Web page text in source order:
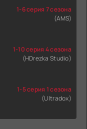
1-6 серия 7 сезона
(AMS)
1-10 серия 4 сезона
(HDrezka Studio)
1-5 серия 1 сезона
(Ultradox)